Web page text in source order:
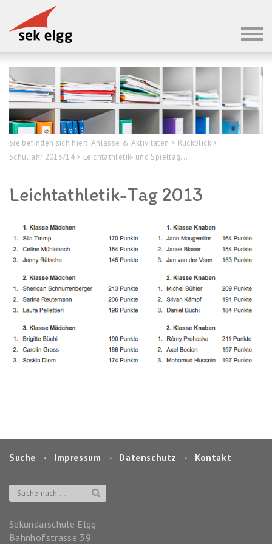
Sie befinden sich hier: Anlässe & Aktivitäten > Rückblick >
Schuljahr 2013/14> Leichtathletik- und Spieltag...
Leichtathletik-Tag 2013
Suche ‧ Impressum ‧ Datenschutz ‧ Kontakt
Sekundarschule Elgg
Bahnhofstrasse 39